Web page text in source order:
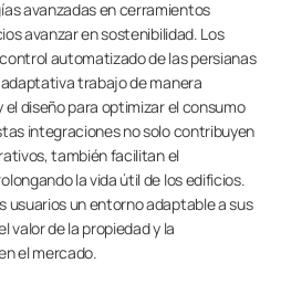
avanzadas en cerramientos
avanzar en sostenibilidad. Los
automatizado de las persianas
trabajo de manera
diseño para optimizar el consumo
integraciones no solo contribuyen
también facilitan el
la vida útil de los edificios.
usuarios un entorno adaptable a sus
valor de la propiedad y la
el mercado.